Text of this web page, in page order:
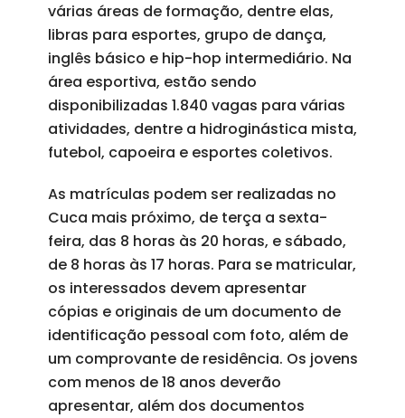
várias áreas de formação, dentre elas,
libras para esportes, grupo de dança,
inglês básico e hip-hop intermediário. Na
área esportiva, estão sendo
disponibilizadas 1.840 vagas para várias
atividades, dentre a hidroginástica mista,
futebol, capoeira e esportes coletivos.
As matrículas podem ser realizadas no
Cuca mais próximo, de terça a sexta-
feira, das 8 horas às 20 horas, e sábado,
de 8 horas às 17 horas. Para se matricular,
os interessados devem apresentar
cópias e originais de um documento de
identificação pessoal com foto, além de
um comprovante de residência. Os jovens
com menos de 18 anos deverão
apresentar, além dos documentos